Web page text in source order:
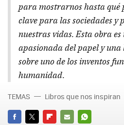
para mostrarnos hasta qué
clave para las sociedades
nuestras vidas. Esta obra es
apasionada del papel y
sobre uno de los inventos
humanidad.
TEMAS Libros que nos inspiran